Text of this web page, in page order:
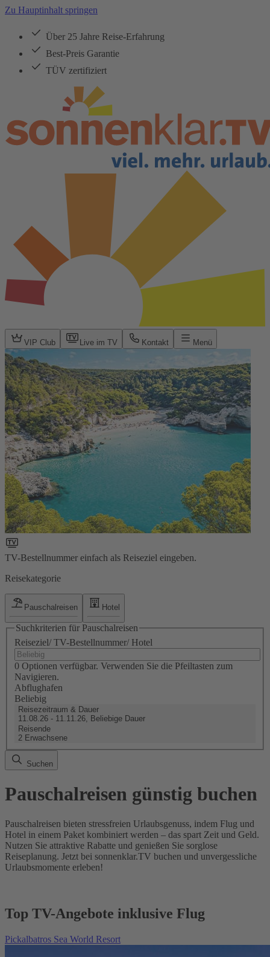
Zu Hauptinhalt springen
Über 25 Jahre Reise-Erfahrung
Best-Preis Garantie
TÜV zertifiziert
VIP Club Live im TV Kontakt Menü
TV-Bestellnummer einfach als Reiseziel eingeben.
Reisekategorie
Pauschalreisen Hotel
Suchkriterien für Pauschalreisen
Reiseziel/ TV-Bestellnummer/ Hotel
0 Optionen verfügbar. Verwenden Sie die Pfeiltasten zum
Navigieren.
Abflughafen
Beliebig
Reisezeitraum & Dauer
11.08.26 - 11.11.26, Beliebige Dauer
Reisende
2 Erwachsene
Suchen
Pauschalreisen günstig buchen
Pauschalreisen bieten stressfreien Urlaubsgenuss, indem Flug und
Hotel in einem Paket kombiniert werden – das spart Zeit und Geld.
Nutzen Sie attraktive Rabatte und genießen Sie sorglose
Reiseplanung. Jetzt bei sonnenklar.TV buchen und unvergessliche
Urlaubsmomente erleben!
Top TV-Angebote inklusive Flug
Pickalbatros Sea World Resort